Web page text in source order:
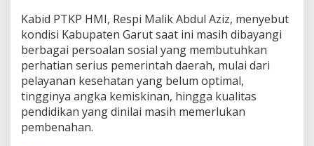
k
S
e
n
s
i
i
f
Kabid PTKP HMI, Respi Malik Abdul Aziz, menyebut
kondisi Kabupaten Garut saat ini masih dibayangi
berbagai persoalan sosial yang membutuhkan
perhatian serius pemerintah daerah, mulai dari
pelayanan kesehatan yang belum optimal,
tingginya angka kemiskinan, hingga kualitas
pendidikan yang dinilai masih memerlukan
pembenahan.